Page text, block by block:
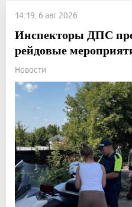
14:19, 6 авг 2026
Инспекторы ДПС
рейдовые
Новости